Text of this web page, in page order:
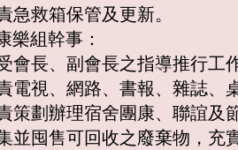
急救箱保管及更新。
樂組幹事：
會長、副會長之指導推行工
電視、網路、書報、雜誌、
策劃辦理宿舍團康、聯誼及
並囤售可回收之廢棄物，充